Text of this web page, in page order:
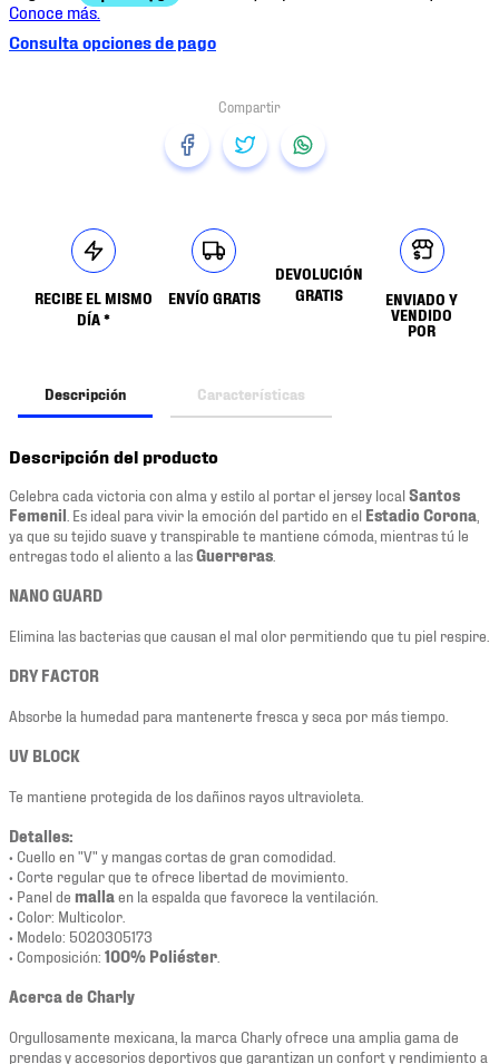
Consulta opciones de pago
RECIBE EL MISMO
DÍA *
ENVÍO GRATIS
DEVOLUCIÓN
GRATIS
ENVIADO Y
VENDIDO
POR
Descripción Características
Descripción del producto
Celebra cada victoria con alma y estilo al portar el jersey localSantos
Femenil . Es ideal para vivir la emoción del partido en el Estadio Corona
ya que su tejido suave y transpirable te mantiene cómoda, mientras tú le
entregas todo el aliento a lasGuerreras
NANO GUARD
Elimina las bacterias que causan el mal olor permitiendo que tu piel respire.
DRY FACTOR
Absorbe la humedad para mantenerte fresca y seca por más tiempo.
UV BLOCK
Te mantiene protegida de los dañinos rayos ultravioleta.
Detalles:
• Cuello en "V" y mangas cortas de gran comodidad.
• Corte regular que te ofrece libertad de movimiento.
• Panel de malla en la espalda que favorece la ventilación.
• Color: Multicolor.
• Modelo: 5020305173
• Composición: 100% Poliéster
Acerca de Charly
Orgullosamente mexicana, la marca Charly ofrece una amplia gama de
prendas y accesorios deportivos que garantizan un confort y rendimiento a